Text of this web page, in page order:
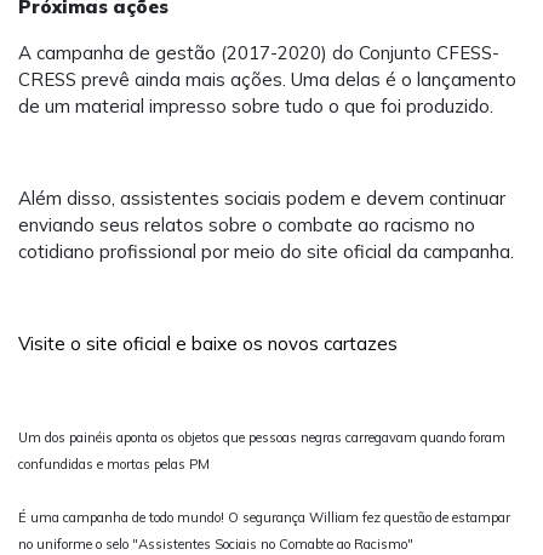
Próximas ações
A campanha de gestão (2017-2020) do Conjunto CFESS-
CRESS prevê ainda mais ações. Uma delas é o lançamento
de um material impresso sobre tudo o que foi produzido.
Além disso, assistentes sociais podem e devem continuar
enviando seus relatos sobre o combate ao racismo no
cotidiano profissional por meio do site oficial da campanha.
Visite o site oficial e baixe os novos cartazes
Um dos painéis aponta os objetos que pessoas negras carregavam quando foram
confundidas e mortas pelas PM
É uma campanha de todo mundo! O segurança William fez questão de estampar
no uniforme o selo "Assistentes Sociais no Comabte ao Racismo"